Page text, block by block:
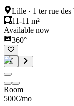
Lille · 1 ter rue
11-11 m²
Available now
360°
Room
500€/mo